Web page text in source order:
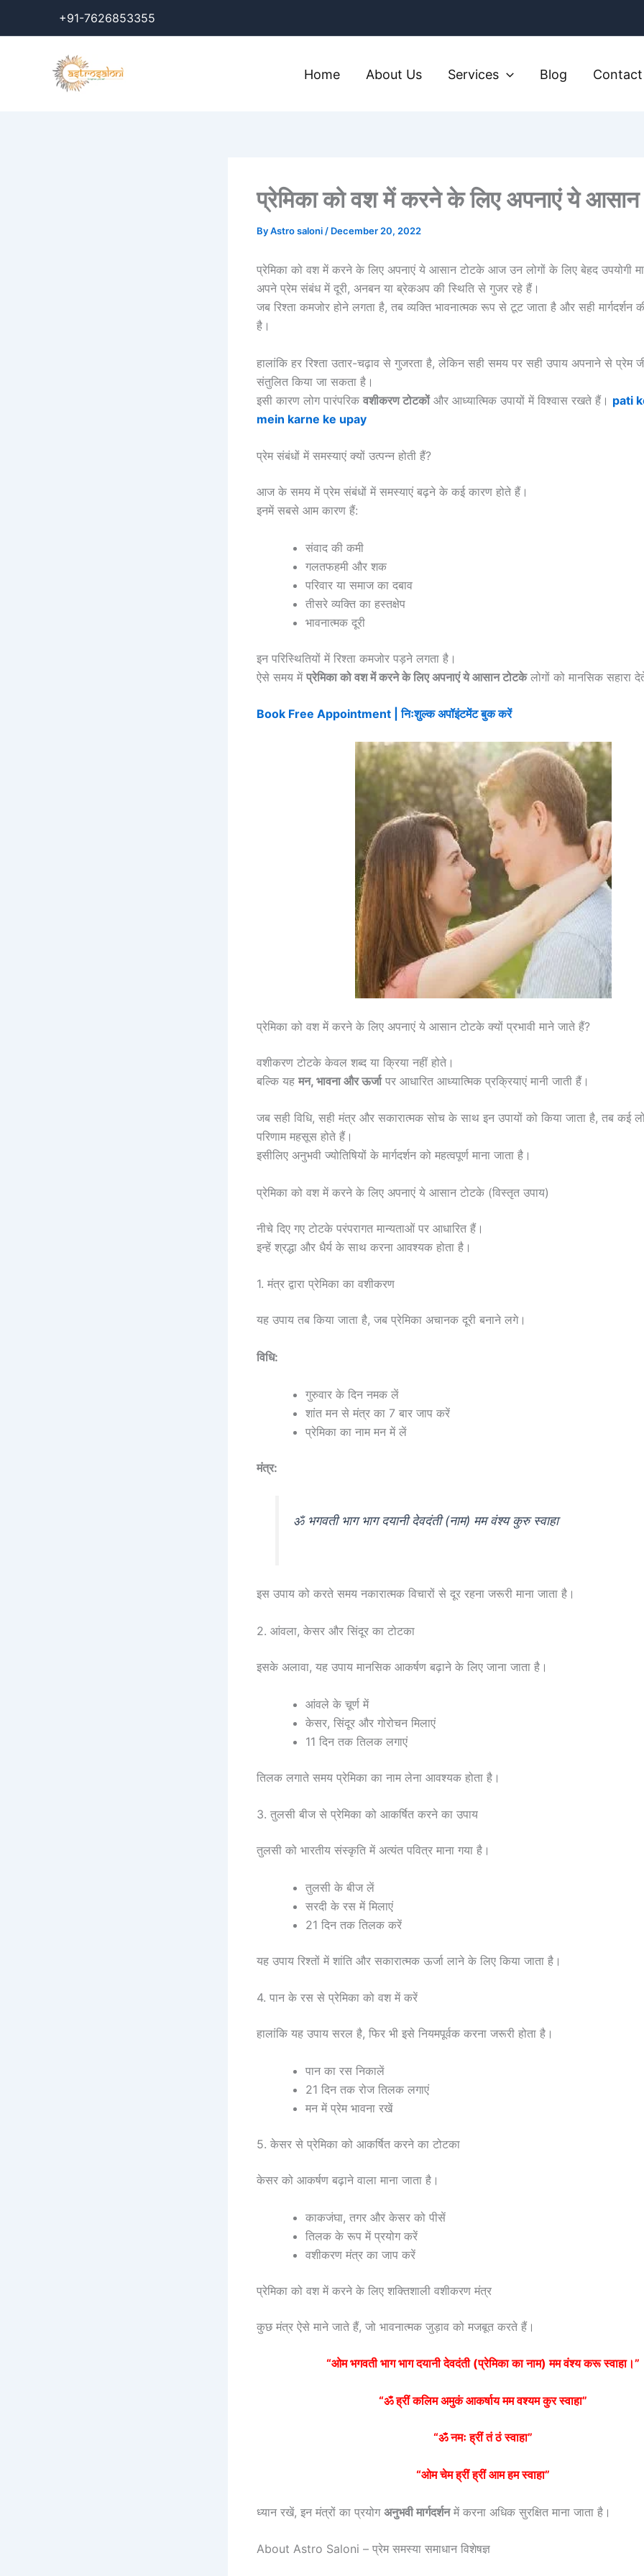
+91-7626853355
Home About Us Services Blog
प्रेमिका को वश में करने के लिए अपनाएं ये
ByAstro saloni / December 20, 2022
प्रेमिका को वश में करने के लिए अपनाएं ये आसान टोटके आज उन लोगों के लिए बेहद उपयोगी
अपने प्रेम संबंध में दूरी, अनबन या ब्रेकअप की स्थिति से गुजर रहे हैं।
जब रिश्ता कमजोर होने लगता है, तब व्यक्ति भावनात्मक रूप से टूट जाता है और सही मार्गदर्शन
है।
हालांकि हर रिश्ता उतार-चढ़ाव से गुजरता है, लेकिन सही समय पर सही उपाय अपनाने से प्रेम
संतुलित किया जा सकता है।
इसी कारण लोग पारंपरिक वशीकरण टोटकोंऔर आध्यात्मिक उपायों में विश्वास रखते हैं। pati
mein karne ke upay
प्रेम संबंधों में समस्याएं क्यों उत्पन्न होती हैं?
आज के समय में प्रेम संबंधों में समस्याएं बढ़ने के कई कारण होते हैं।
इनमें सबसे आम कारण हैं:
संवाद की कमी
गलतफहमी और शक
परिवार या समाज का दबाव
तीसरे व्यक्ति का हस्तक्षेप
भावनात्मक दूरी
इन परिस्थितियों में रिश्ता कमजोर पड़ने लगता है।
ऐसे समय में प्रेमिका को वश में करने के लिए अपनाएं ये आसान टोटकेलोगों को मानसिक सहारा
Book Free Appointment | निःशुल्क अपॉइंटमेंट बुक करें
प्रेमिका को वश में करने के लिए अपनाएं ये आसान टोटके क्यों प्रभावी माने जाते हैं?
वशीकरण टोटके केवल शब्द या क्रिया नहीं होते।
बल्कि यह मन, भावना और ऊर्जापर आधारित आध्यात्मिक प्रक्रियाएं मानी जाती हैं।
जब सही विधि, सही मंत्र और सकारात्मक सोच के साथ इन उपायों को किया जाता है, तब कई
परिणाम महसूस होते हैं।
इसीलिए अनुभवी ज्योतिषियों के मार्गदर्शन को महत्वपूर्ण माना जाता है।
प्रेमिका को वश में करने के लिए अपनाएं ये आसान टोटके (विस्तृत उपाय)
नीचे दिए गए टोटके परंपरागत मान्यताओं पर आधारित हैं।
इन्हें श्रद्धा और धैर्य के साथ करना आवश्यक होता है।
1. मंत्र द्वारा प्रेमिका का वशीकरण
यह उपाय तब किया जाता है, जब प्रेमिका अचानक दूरी बनाने लगे।
विधि:
गुरुवार के दिन नमक लें
शांत मन से मंत्र का 7 बार जाप करें
प्रेमिका का नाम मन में लें
मंत्र:
ॐ भगवती भाग भाग दयानी देवदंती (नाम) मम वंश्य कुरु स्वाहा
इस उपाय को करते समय नकारात्मक विचारों से दूर रहना जरूरी माना जाता है।
2. आंवला, केसर और सिंदूर का टोटका
इसके अलावा, यह उपाय मानसिक आकर्षण बढ़ाने के लिए जाना जाता है।
आंवले के चूर्ण में
केसर, सिंदूर और गोरोचन मिलाएं
11 दिन तक तिलक लगाएं
तिलक लगाते समय प्रेमिका का नाम लेना आवश्यक होता है।
3. तुलसी बीज से प्रेमिका को आकर्षित करने का उपाय
तुलसी को भारतीय संस्कृति में अत्यंत पवित्र माना गया है।
तुलसी के बीज लें
सरदी के रस में मिलाएं
21 दिन तक तिलक करें
यह उपाय रिश्तों में शांति और सकारात्मक ऊर्जा लाने के लिए किया जाता है।
4. पान के रस से प्रेमिका को वश में करें
हालांकि यह उपाय सरल है, फिर भी इसे नियमपूर्वक करना जरूरी होता है।
पान का रस निकालें
21 दिन तक रोज तिलक लगाएं
मन में प्रेम भावना रखें
5. केसर से प्रेमिका को आकर्षित करने का टोटका
केसर को आकर्षण बढ़ाने वाला माना जाता है।
काकजंघा, तगर और केसर को पीसें
तिलक के रूप में प्रयोग करें
वशीकरण मंत्र का जाप करें
प्रेमिका को वश में करने के लिए शक्तिशाली वशीकरण मंत्र
कुछ मंत्र ऐसे माने जाते हैं, जो भावनात्मक जुड़ाव को मजबूत करते हैं।
“ओम भगवती भाग भाग दयानी देवदंती (प्रेमिका का नाम) मम वंश्य करू स्वाहा।”
“ॐ ह्रीं कलिम अमुकं आकर्षाय मम वश्यम कुर स्वाहा”
“ॐ नमः ह्रीं तं ठं स्वाहा”
“ओम चेम ह्रीं ह्रीं आम हम स्वाहा”
ध्यान रखें, इन मंत्रों का प्रयोग अनुभवी मार्गदर्शनमें करना अधिक सुरक्षित माना जाता है।
About Astro Saloni – प्रेम समस्या समाधान विशेषज्ञ